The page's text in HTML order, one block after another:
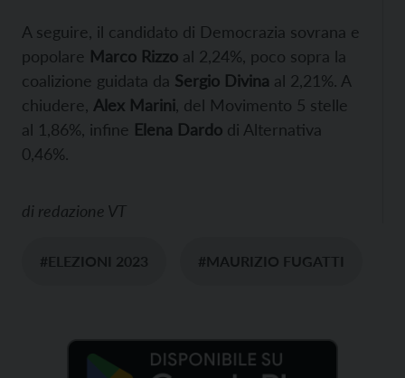
A seguire, il candidato di Democrazia sovrana e
popolare Marco Rizzo al 2,24%, poco sopra la
coalizione guidata da Sergio Divina al 2,21%. A
chiudere, Alex Marini , del Movimento 5 stelle
al 1,86%, infine Elena Dardo di Alternativa
0,46%.
di redazione VT
#ELEZIONI 2023 #MAURIZIO FUGATTI